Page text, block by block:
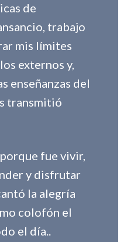
de
trabajo
mis límites
externos y,
enseñanzas del
transmitió
fue vivir,
y disfrutar
la alegría
colofón el
el día..